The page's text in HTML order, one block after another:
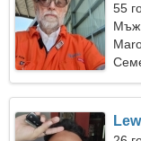
55
Мъж